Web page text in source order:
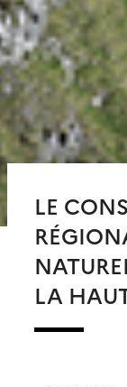
LE
LA